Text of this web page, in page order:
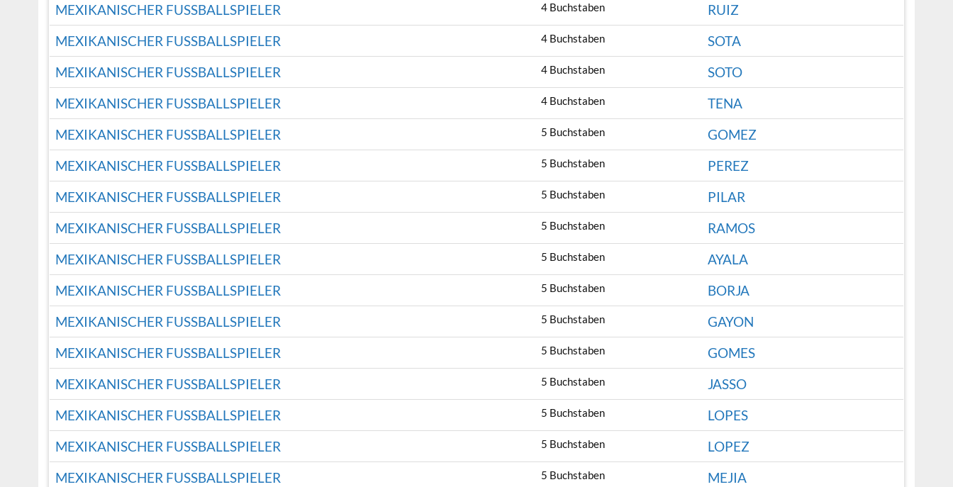
MEXIKANISCHER FUSSBALLSPIELER
4 Buchstaben
RUIZ
MEXIKANISCHER FUSSBALLSPIELER
4 Buchstaben
SOTA
MEXIKANISCHER FUSSBALLSPIELER
4 Buchstaben
SOTO
MEXIKANISCHER FUSSBALLSPIELER
4 Buchstaben
TENA
MEXIKANISCHER FUSSBALLSPIELER
5 Buchstaben
GOMEZ
MEXIKANISCHER FUSSBALLSPIELER
5 Buchstaben
PEREZ
MEXIKANISCHER FUSSBALLSPIELER
5 Buchstaben
PILAR
MEXIKANISCHER FUSSBALLSPIELER
5 Buchstaben
RAMOS
MEXIKANISCHER FUSSBALLSPIELER
5 Buchstaben
AYALA
MEXIKANISCHER FUSSBALLSPIELER
5 Buchstaben
BORJA
MEXIKANISCHER FUSSBALLSPIELER
5 Buchstaben
GAYON
MEXIKANISCHER FUSSBALLSPIELER
5 Buchstaben
GOMES
MEXIKANISCHER FUSSBALLSPIELER
5 Buchstaben
JASSO
MEXIKANISCHER FUSSBALLSPIELER
5 Buchstaben
LOPES
MEXIKANISCHER FUSSBALLSPIELER
5 Buchstaben
LOPEZ
MEXIKANISCHER FUSSBALLSPIELER
5 Buchstaben
MEJIA